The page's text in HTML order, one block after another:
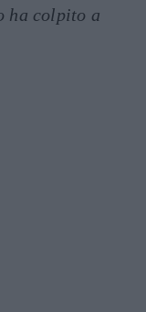
ha colpito a